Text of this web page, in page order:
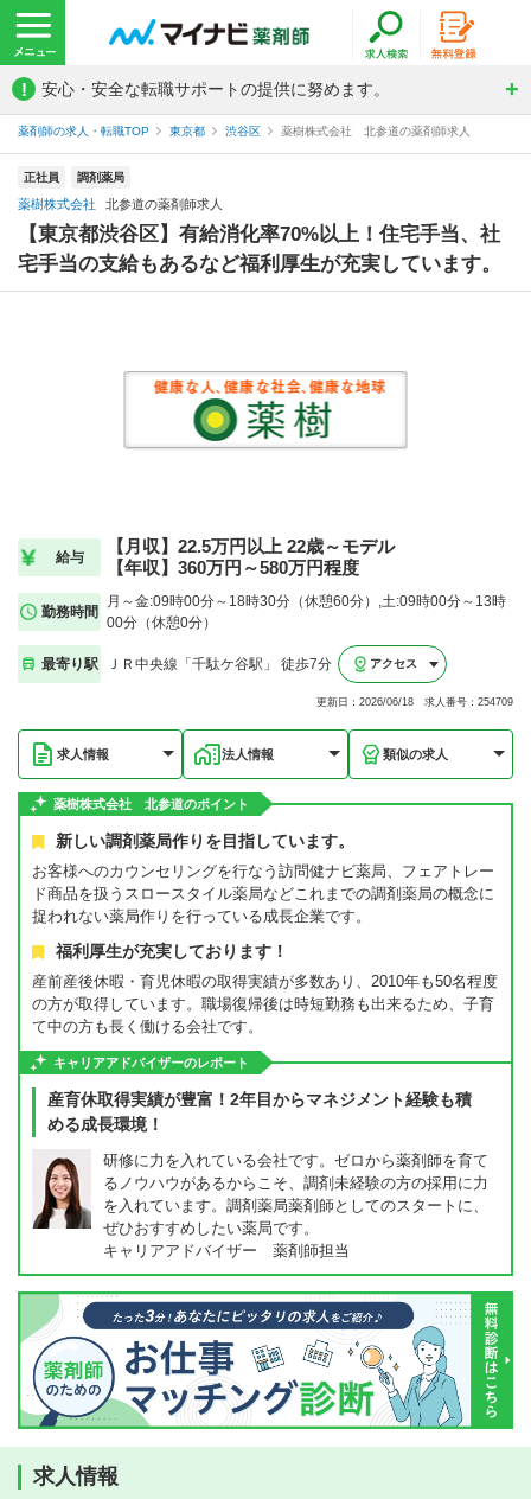
! 安心・安全な転職サポートの提供に努めます。
薬剤師の求人・転職TOP 東京都 渋谷区 薬樹株式会社 北参道の薬剤師求人
正社員 調剤薬局
薬樹株式会社 北参道の薬剤師求人
【東京都渋谷区】有給消化率70%以上！住宅手当、社
宅手当の支給もあるなど福利厚生が充実しています。
給与
【月収】22.5万円以上 22歳～モデル
【年収】360万円～580万円程度
勤務時間
月～金:09時00分～18時30分（休憩60分）,土:09時00分～13時
00分（休憩0分）
最寄り駅 ＪＲ中央線「千駄ケ谷駅」 徒歩7分 アクセス
更新日：2026/06/18 求人番号：254709
求人情報 法人情報 類似の求人
薬樹株式会社 北参道のポイント
新しい調剤薬局作りを目指しています。
お客様へのカウンセリングを行なう訪問健ナビ薬局、フェアトレー
ド商品を扱うスロースタイル薬局などこれまでの調剤薬局の概念に
捉われない薬局作りを行っている成長企業です。
福利厚生が充実しております！
産前産後休暇・育児休暇の取得実績が多数あり、2010年も50名程度
の方が取得しています。職場復帰後は時短勤務も出来るため、子育
て中の方も長く働ける会社です。
キャリアアドバイザーのレポート
産育休取得実績が豊富！2年目からマネジメント経験も積
める成長環境！
研修に力を入れている会社です。ゼロから薬剤師を育て
るノウハウがあるからこそ、調剤未経験の方の採用に力
を入れています。調剤薬局薬剤師としてのスタートに、
ぜひおすすめしたい薬局です。
キャリアアドバイザー 薬剤師担当
求人情報